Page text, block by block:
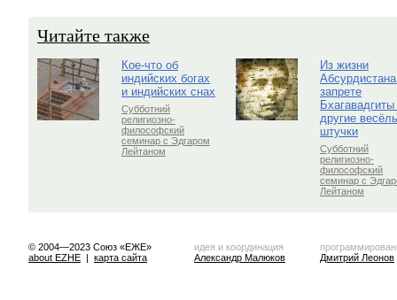
Читайте также
Кое-что об
индийских богах
и индийских снах
Субботний
религиозно-
философский
семинар с Эдгаром
Лейтаном
Из жизни
запрете
Бхагавадгиты
другие
штучки
Субботний
религиозно-
философский
семинар с
Лейтаном
© 2004—2023 Союз «ЕЖЕ»
about EZHE | карта сайта
идея и координация
Александр Малюков
Дмитрий Леонов